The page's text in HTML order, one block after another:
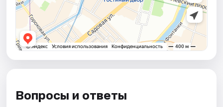
Вопросы и ответы